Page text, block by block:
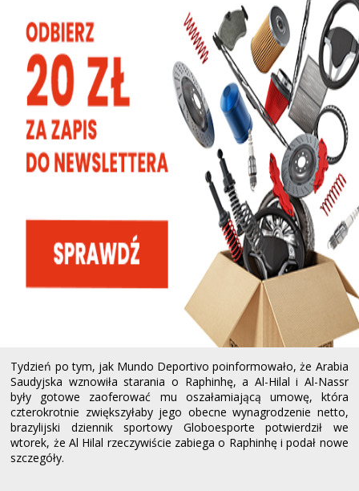
Tydzień po tym, jak Mundo Deportivo poinformowało, że Arabia
Saudyjska wznowiła starania o Raphinhę, a Al-Hilal i Al-Nassr
były gotowe zaoferować mu oszałamiającą umowę, która
czterokrotnie zwiększyłaby jego obecne wynagrodzenie netto,
brazylijski dziennik sportowy Globoesporte potwierdził we
wtorek, że Al Hilal rzeczywiście zabiega o Raphinhę i podał nowe
szczegóły.